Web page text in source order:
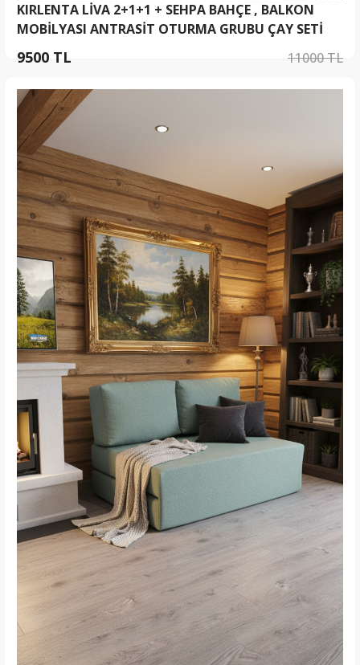
KIRLENTA LİVA 2+1+1 + SEHPA BAHÇE , BALKON
MOBİLYASI ANTRASİT OTURMA GRUBU ÇAY SETİ
11000 TL
9500 TL